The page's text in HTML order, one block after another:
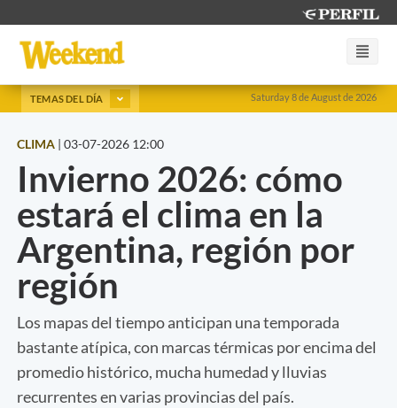
Saturday 8 de August de 2026
TEMAS DEL DÍA
CLIMA | 03-07-2026 12:00
Invierno 2026: cómo
estará el clima en la
Argentina, región por
región
Los mapas del tiempo anticipan una temporada
bastante atípica, con marcas térmicas por encima del
promedio histórico, mucha humedad y lluvias
recurrentes en varias provincias del país.